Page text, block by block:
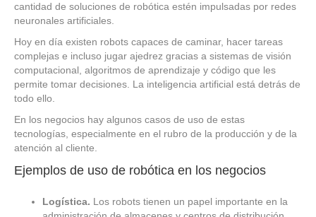
cantidad de soluciones de robótica estén impulsadas por redes
neuronales artificiales.
Hoy en día existen robots capaces de caminar, hacer tareas
complejas e incluso jugar ajedrez gracias a sistemas de visión
computacional, algoritmos de aprendizaje y código que les
permite tomar decisiones. La inteligencia artificial está detrás de
todo ello.
En los negocios hay algunos casos de uso de estas
tecnologías, especialmente en el rubro de la producción y de la
atención al cliente.
Ejemplos de uso de robótica en los negocios
Logística. Los robots tienen un papel importante en la